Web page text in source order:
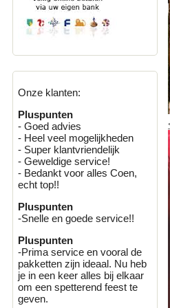
Onze klanten:
Pluspunten
- Goed advies
- Heel veel mogelijkheden
- Super klantvriendelijk
- Geweldige service!
- Bedankt voor alles Coen,
echt top!!
Pluspunten
-Snelle en goede service!!
Pluspunten
-Prima service en vooral de
pakketten zijn ideaal. Nu heb
je in een keer alles bij elkaar
om een spetterend feest te
geven.